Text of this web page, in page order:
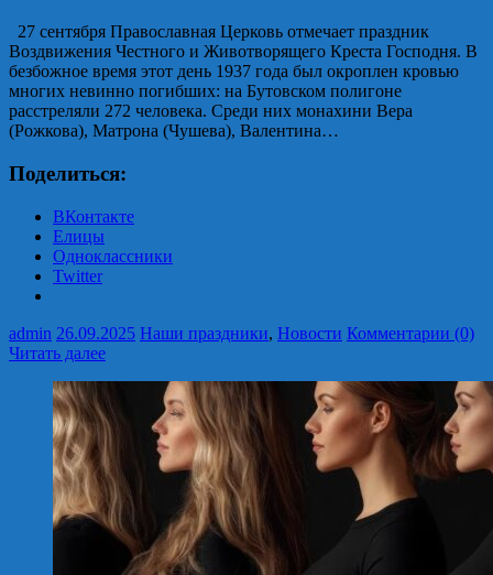
27 сентября Православная Церковь отмечает праздник
Воздвижения Честного и Животворящего Креста Господня. В
безбожное время этот день 1937 года был окроплен кровью
многих невинно погибших: на Бутовском полигоне
расстреляли 272 человека. Среди них монахини Вера
(Рожкова), Матрона (Чушева), Валентина…
Поделиться:
ВКонтакте
Елицы
Одноклассники
Twitter
admin 26.09.2025 Наши праздники, Новости Комментарии (0)
Читать далее